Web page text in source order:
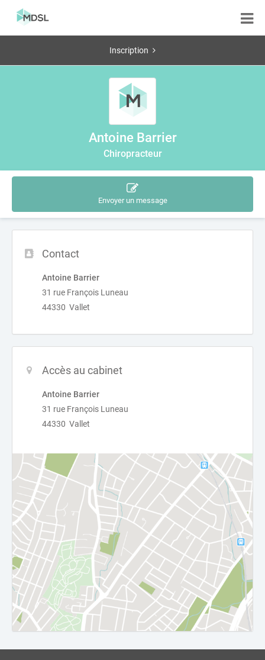
Inscription
Antoine Barrier
Chiropracteur
Envoyer un message
Contact
Antoine Barrier
31 rue François Luneau
44330 Vallet
Accès au cabinet
Antoine Barrier
31 rue François Luneau
44330 Vallet